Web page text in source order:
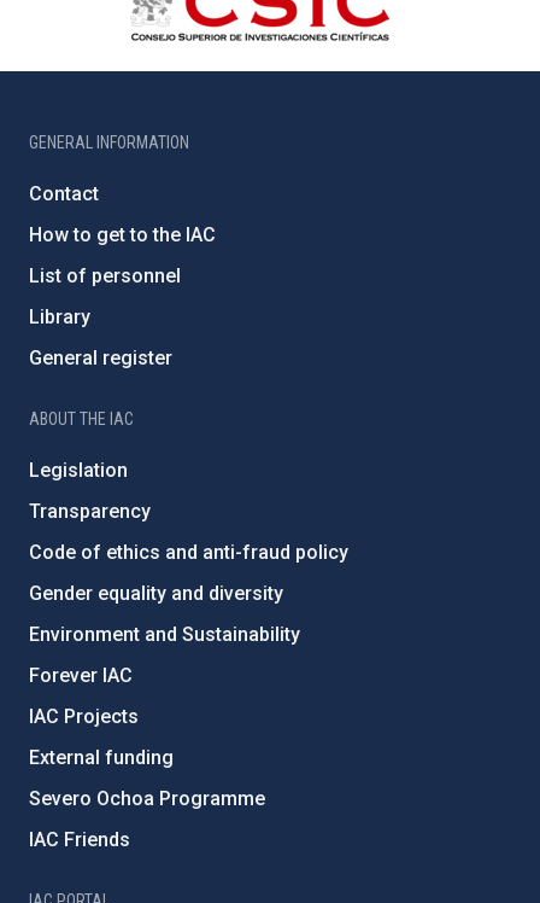
GENERAL INFORMATION
Contact
How to get to the IAC
List of personnel
Library
General register
ABOUT THE IAC
Legislation
Transparency
Code of ethics and anti-fraud policy
Gender equality and diversity
Environment and Sustainability
Forever IAC
IAC Projects
External funding
Severo Ochoa Programme
IAC Friends